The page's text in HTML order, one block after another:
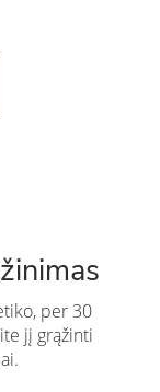
per 30
jį grąžinti